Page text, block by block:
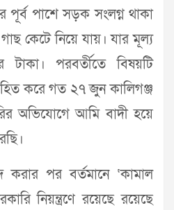
পূর্ব পাশে সড়ক সংলগ্ন থাকা
কেটে নিয়ে যায়। যার মূল্য
পরবর্তীতে বিষয়টি
করে গত ২৭ জুন কালিগঞ্জ
অভিযোগে আমি বাদী হয়ে
করার পর বর্তমানে ‘কামাল
নিয়ন্ত্রণে রয়েছে রয়েছে